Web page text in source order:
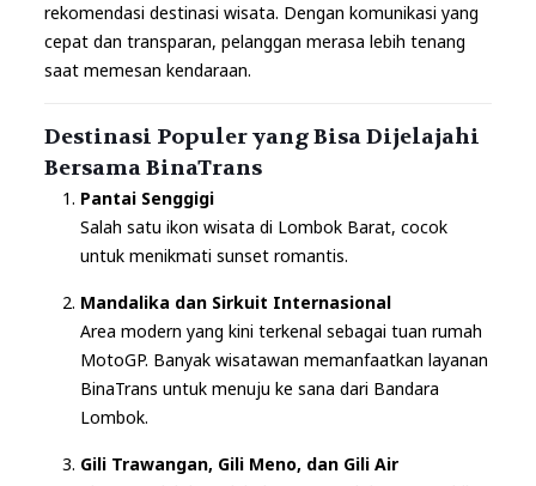
rekomendasi destinasi wisata. Dengan komunikasi yang
cepat dan transparan, pelanggan merasa lebih tenang
saat memesan kendaraan.
Destinasi Populer yang Bisa Dijelajahi
Bersama BinaTrans
Pantai Senggigi
Salah satu ikon wisata di Lombok Barat, cocok
untuk menikmati sunset romantis.
Mandalika dan Sirkuit Internasional
Area modern yang kini terkenal sebagai tuan rumah
MotoGP. Banyak wisatawan memanfaatkan layanan
BinaTrans untuk menuju ke sana dari Bandara
Lombok.
Gili Trawangan, Gili Meno, dan Gili Air